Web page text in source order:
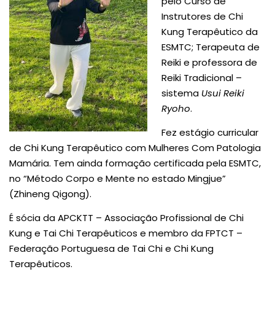
Instrutores de Chi
Kung Terapêutico da
ESMTC; Terapeuta de
Reiki e professora de
Reiki Tradicional –
sistema Usui Reiki
Ryoho.
Fez estágio curricular
de Chi Kung Terapêutico com Mulheres Com Patologia
Mamária. Tem ainda formação certificada pela ESMTC,
no “Método Corpo e Mente no estado Mingjue”
(Zhineng Qigong).
É sócia da APCKTT – Associação Profissional de Chi
Kung e Tai Chi Terapêuticos e membro da FPTCT –
Federação Portuguesa de Tai Chi e Chi Kung
Terapêuticos.